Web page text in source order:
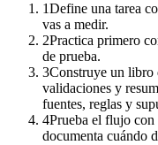
1Define una tarea
vas a medir.
2Practica primero
de prueba.
3Construye un libro
validaciones y
fuentes, reglas y
4Prueba el flujo con
documenta cuándo